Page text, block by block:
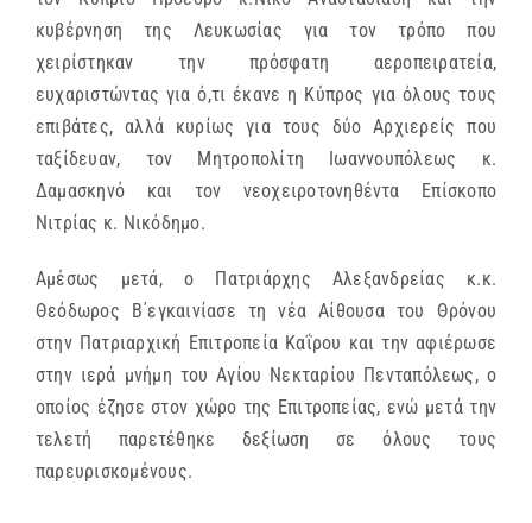
κυβέρνηση της Λευκωσίας για τον τρόπο που
χειρίστηκαν την πρόσφατη αεροπειρατεία,
ευχαριστώντας για ό,τι έκανε η Κύπρος για όλους τους
επιβάτες, αλλά κυρίως για τους δύο Αρχιερείς που
ταξίδευαν, τον Μητροπολίτη Ιωαννουπόλεως κ.
Δαμασκηνό και τον νεοχειροτονηθέντα Επίσκοπο
Νιτρίας κ. Νικόδημο.
Αμέσως μετά, ο Πατριάρχης Αλεξανδρείας κ.κ.
Θεόδωρος Β΄εγκαινίασε τη νέα Αίθουσα του Θρόνου
στην Πατριαρχική Επιτροπεία Καΐρου και την αφιέρωσε
στην ιερά μνήμη του Αγίου Νεκταρίου Πενταπόλεως, ο
οποίος έζησε στον χώρο της Επιτροπείας, ενώ μετά την
τελετή παρετέθηκε δεξίωση σε όλους τους
παρευρισκομένους.